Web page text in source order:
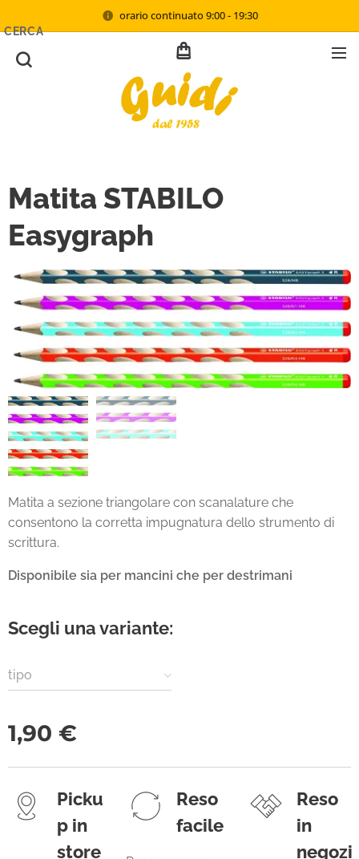
orario continuato 9:00 - 19:30
CERCA
Matita STABILO
Easygraph
Matita a sezione triangolare con scanalature che
consentono la corretta impugnatura dello strumento di
scrittura.
Disponibile sia per mancini che per destrimani
Scegli una variante:
tipo
1,90 €
Picku
p in
store
Reso
facile
Reso
in
negozi